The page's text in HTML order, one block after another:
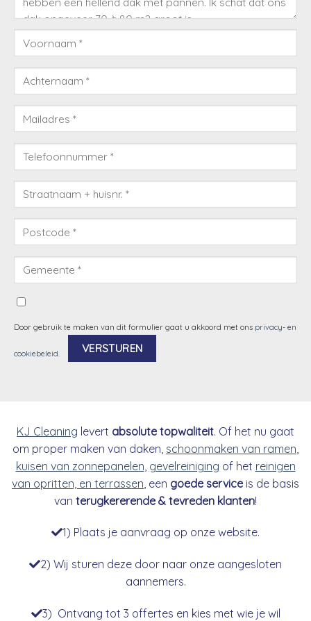
Door gebruik te maken van dit formulier gaat u akkoord met ons privacy- en
cookiebeleid.
KJ Cleaning levert absolute topwaliteit. Of het nu gaat
om proper maken van daken, schoonmaken van ramen
kuisen van zonnepanelen gevelreiniging of het reinigen
van opritten, en terrassen , een goede serviceis de basis
van terugkererende & tevreden klanten!
1) Plaats je aanvraag op onze website.
2) Wij sturen deze door naar onze aangesloten
aannemers.
3) Ontvang tot 3 offertes en kies met wie je wil